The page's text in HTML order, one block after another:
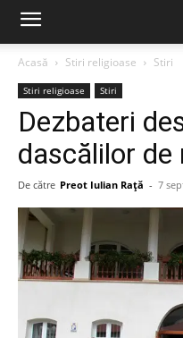
Acasă
Stiri religioase Stiri
Stiri religioase Stiri
Dezbateri
dascălilor de
De către Preot Iulian Raţă - 7